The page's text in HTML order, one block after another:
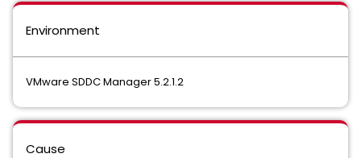
Environment
VMware SDDC Manager 5.2.1.2
Cause